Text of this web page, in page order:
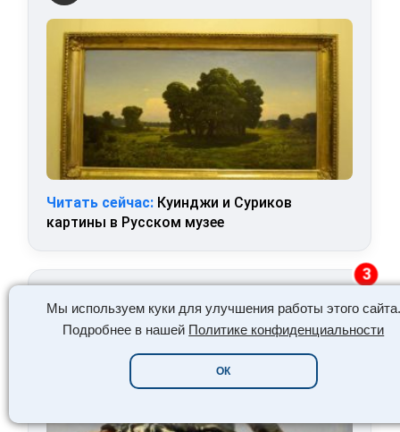
Мы используем куки для улучшения работы этого сайта.
Подробнее в нашей Политике конфиденциальности
ОК
Читать сейчас: Куинджи и Суриков
картины в Русском музее
3
И ИСТОРИИ СОЗДАНИЯ КАРТИН 7 лет назад